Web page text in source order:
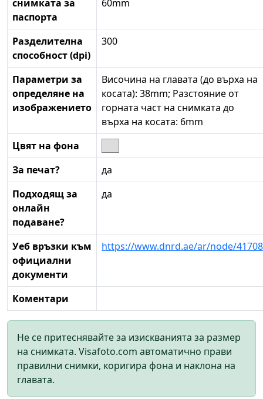
снимката за
паспорта
60mm
Разделителна
способност (dpi)
300
Параметри за
определяне на
изображението
Височина на главата (до върха на
косата): 38mm; Разстояние от
горната част на снимката до
върха на косата: 6mm
Цвят на фона
За печат?
да
Подходящ за
онлайн
подаване?
да
Уеб връзки към
официални
документи
https://www.dnrd.ae/ar/node/41708
Коментари
Не се притеснявайте за изискванията за размер
на снимката. Visafoto.com автоматично прави
правилни снимки, коригира фона и наклона на
главата.